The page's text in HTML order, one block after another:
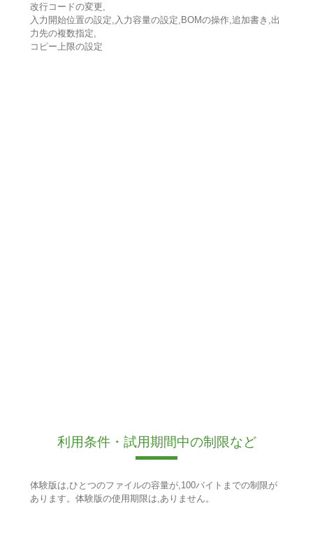
改行コードの変更,
入力開始位置の設定,入力容量の設定,BOMの操作,追加書き,出
力先の複数指定,
コピー上限の設定
利用条件・試用期間中の制限など
体験版は,ひとつのファイルの容量が,100バイトまでの制限が
あります。体験版の使用期限は,ありません。